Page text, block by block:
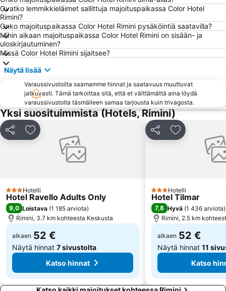
Ponente
Adriatic Arena
Rivazzurra
Marebello
Villaggio I Maggio
Centro Storico
Caribe
San Salvatore
San Martino in Venti
Viserbella
Autodromo Santa Monica
Atlantica Park
Ovatko lemmikkieläimet sallittuja majoituspaikassa Color Hotel
Rimini?
Onko majoituspaikassa Color Hotel Rimini pysäköintiä saatavilla?
Mihin aikaan majoituspaikassa Color Hotel Rimini on sisään- ja
uloskirjautuminen?
Missä Color Hotel Rimini sijaitsee?
Näytä lisää
Varaussivustoilta saamamme hinnat ja saatavuus muuttuvat
jatkuvasti. Tämä tarkoittaa sitä, että et välttämättä aina löydä
varaussivustolta täsmälleen samaa tarjousta kuin trivagosta.
Yksi suosituimmista (Hotels, Rimini)
Jaa Lisää suosikkeihin
3 Tähtiluokitus
Hotelli
Hotel Ravello Adults Only
9,0 Loistava (1 185 arviota)
Rimini, 3.7 km kohteesta Keskusta
alkaen 52 €
Näytä hinnat 7 sivustolta
Katso hinnat
Jaa Lisää
3 Tähtiluokitus
Hotelli
Hotel Tilmar
7,8 Hyvä (1 436 arviota)
Rimini, 2.5 km
alkaen 52 €
Näytä hinnat 11
Katso